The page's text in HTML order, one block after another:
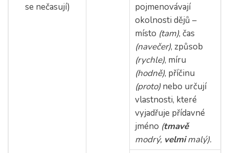
se nečasují)
pojmenovávají
okolnosti dějů –
místo (tam), čas
(navečer), způsob
(rychle), míru
(hodně), příčinu
(proto)nebo určují
vlastnosti, které
vyjadřuje přídavné
jméno (tmavě
modrý, velmimalý).